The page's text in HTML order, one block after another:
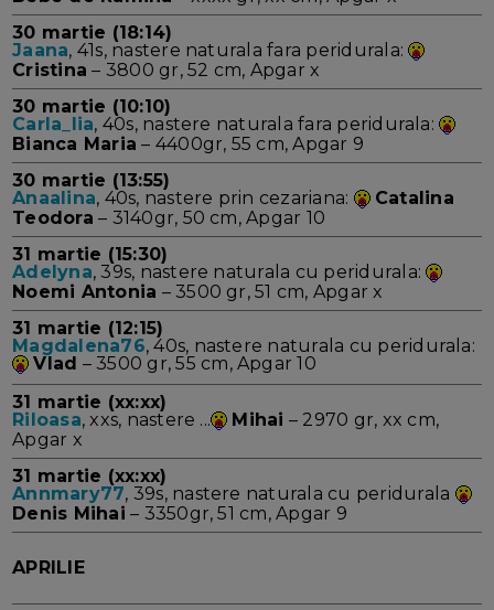
30 martie (18:14)
Jaana, 41s, nastere naturala fara peridurala:
Cristina – 3800 gr, 52 cm, Apgar x
30 martie (10:10)
Carla_lia, 40s, nastere naturala fara peridurala:
Bianca Maria – 4400gr, 55 cm, Apgar 9
30 martie (13:55)
Anaalina, 40s, nastere prin cezariana:
Catalina
Teodora – 3140gr, 50 cm, Apgar 10
31 martie (15:30)
Adelyna, 39s, nastere naturala cu peridurala:
Noemi Antonia – 3500 gr, 51 cm, Apgar x
31 martie (12:15)
Magdalena76, 40s, nastere naturala cu peridurala:
Vlad – 3500 gr, 55 cm, Apgar 10
31 martie (xx:xx)
Riloasa, xxs, nastere ... Mihai – 2970 gr, xx cm,
Apgar x
31 martie (xx:xx)
Annmary77, 39s, nastere naturala cu peridurala
Denis Mihai – 3350gr, 51 cm, Apgar 9
APRILIE